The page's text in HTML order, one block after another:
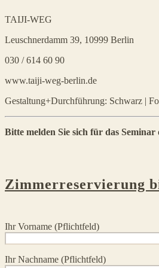
TAIJI-WEG
Leuschnerdamm 39, 10999 Berlin
030 / 614 60 90
www.taiji-weg-berlin.de
Gestaltung+Durchführung: Schwarz |
Bitte melden Sie sich für das
Zimmerreservierung
Ihr Vorname (Pflichtfeld)
Ihr Nachname (Pflichtfeld)